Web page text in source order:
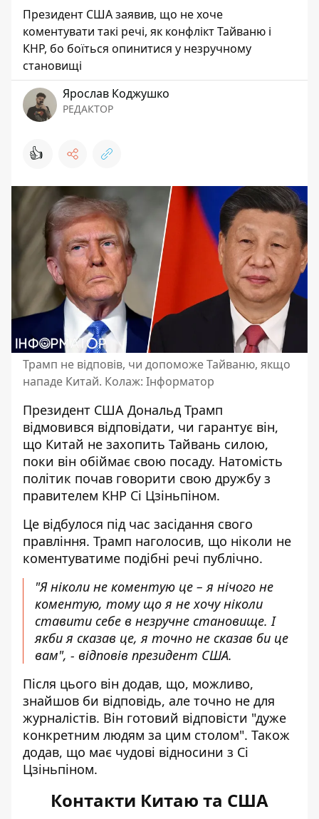
Президент США заявив, що не хоче
коментувати такі речі, як конфлікт Тайваню і
КНР, бо боїться опинитися у незручному
становищі
Ярослав Коджушко
РЕДАКТОР
👍
Трамп не відповів, чи допоможе Тайваню, якщо
нападе Китай. Колаж: Інформатор
Президент США Дональд Трамп
відмовився відповідати, чи гарантує він,
що Китай не захопить Тайвань силою,
поки він обіймає свою посаду. Натомість
політик почав говорити свою дружбу з
правителем КНР Сі Цзіньпіном.
Це відбулося під час засідання свого
правління. Трамп наголосив, що ніколи не
коментуватиме подібні речі публічно.
"Я ніколи не коментую це – я нічого не
коментую, тому що я не хочу ніколи
ставити себе в незручне становище. І
якби я сказав це, я точно не сказав би це
вам", - відповів президент США.
Після цього він додав, що, можливо,
знайшов би відповідь, але точно не для
журналістів. Він готовий відповісти "дуже
конкретним людям за цим столом". Також
додав, що має чудові відносини з Сі
Цзіньпіном.
Контакти Китаю та США